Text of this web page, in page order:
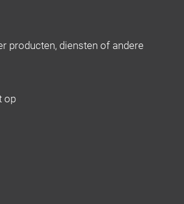
producten, diensten of andere
op